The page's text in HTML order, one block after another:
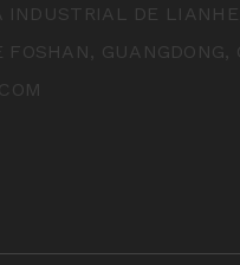
INDUSTRIAL DE
GUANGDONG,